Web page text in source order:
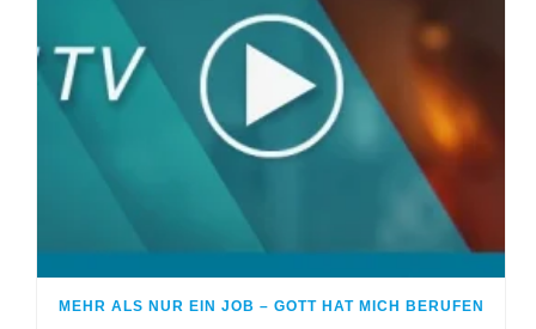
MEHR ALS NUR EIN JOB – GOTT HAT MICH BERUFEN